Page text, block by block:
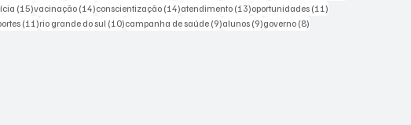
(15)15 posts
vacinação (14)14 posts
conscientização (14)14 posts
atendimento (13)13 posts
oportunidades (11)
(11)11 posts
rio grande do sul (10)10 posts
campanha de saúde (9)9 posts
alunos (9)9 posts
governo (8)